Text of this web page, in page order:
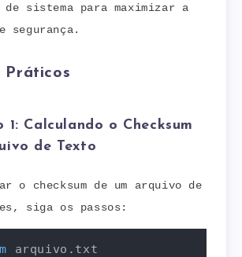
de sistema para maximizar a
segurança.
Práticos
1: Calculando o Checksum
de Texto
o checksum de um arquivo de
siga os passos:
arquivo.txt